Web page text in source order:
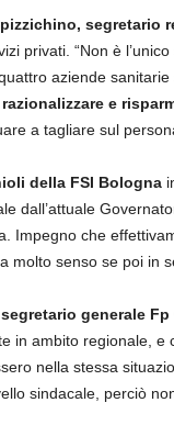
segretario
privati. “Non è
aziende
e
a tagliare sul
della FSI Bologna
dall’attuale
Impegno che
molto senso se poi in
generale
in ambito regionale, e
nella stessa
sindacale, perciò